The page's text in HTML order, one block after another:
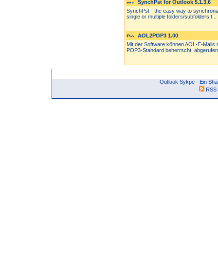
SynchPst for Outlook 5.1.3.6
SynchPst - the easy way to
single or multiple folders/subfolders t...
AOL2POP3 1.00
Mit der Software können AOL-E-Mails
POP3-Standard beherrscht,
Outlook Sykpe - Ein